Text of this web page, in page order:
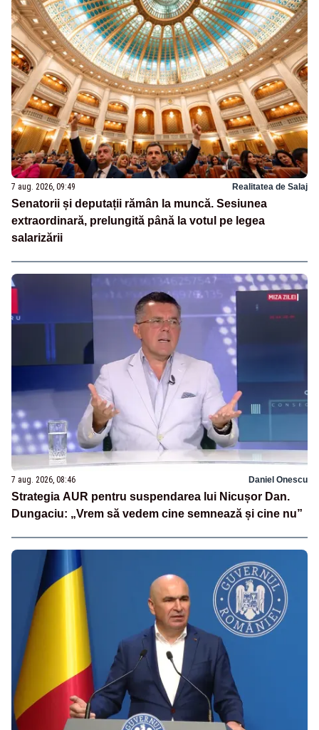
7 aug. 2026, 09:49 Realitatea de Salaj
Senatorii și deputații rămân la muncă. Sesiunea
extraordinară, prelungită până la votul pe legea
salarizării
7 aug. 2026, 08:46 Daniel Onescu
Strategia AUR pentru suspendarea lui Nicușor Dan.
Dungaciu: „Vrem să vedem cine semnează și cine nu”